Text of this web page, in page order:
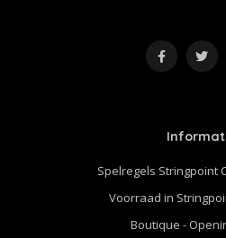
Spelregels Stringpoint
Voorraad in
Boutique -